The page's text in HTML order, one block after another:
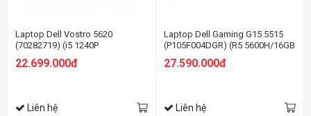
Laptop Dell Vostro 5620
(70282719) (i5 1240P
16GB/512GB
SSD/16.0FHD+/Win11/OfficeHS21/Xám)
22.699.000đ
Liên hệ
Laptop Dell Gaming G15 5515
(P105F004DGR) (R5 5600H/16GB
RAM/ 512GB SSD/RTX3050
4G/15.6 inch FHD 120Hz/
27.590.000đ
Liên hệ